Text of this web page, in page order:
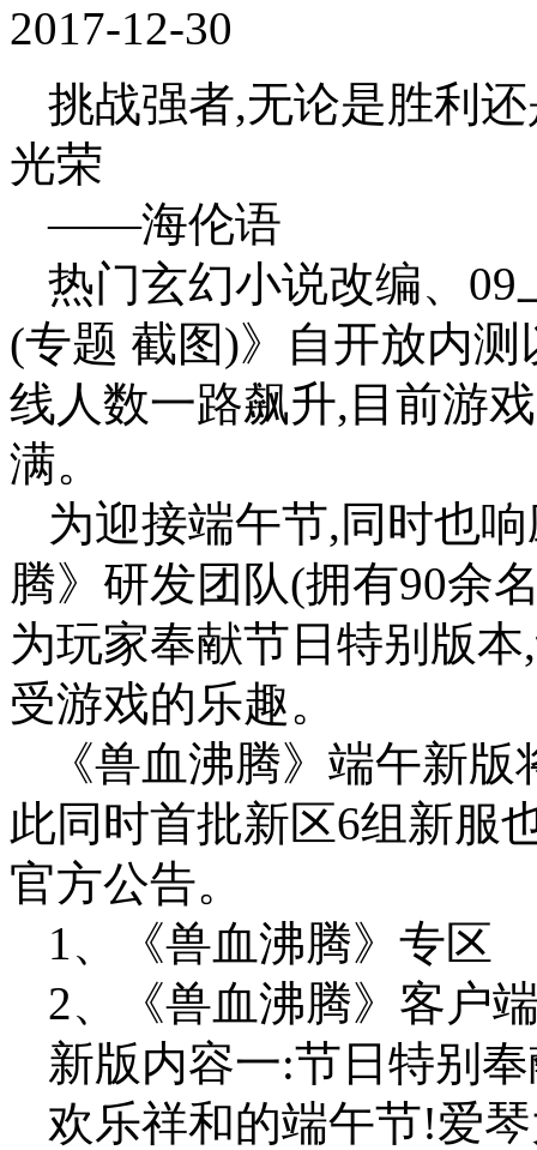
2017-12-30
挑战强者,无论是胜利
光荣
——海伦语
热门玄幻小说改编、
(专题 截图)》自开放内
线人数一路飙升,目前游
满。
为迎接端午节,同时也
腾》研发团队(拥有90余
为玩家奉献节日特别版
受游戏的乐趣。
《兽血沸腾》端午新
此同时首批新区6组新服
官方公告。
1、《兽血沸腾》专区
2、《兽血沸腾》客户
新版内容一:节日特别
欢乐祥和的端午节!爱